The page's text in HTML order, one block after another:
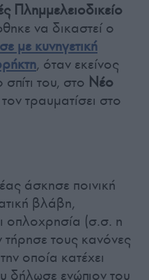
να δικαστεί ο
με κυνηγετική
, όταν εκείνος
του, στο Νέο
τραυματίσει στο
άσκησε ποινική
βλάβη,
οπλοχρησία (σ.σ. η
τήρησε τους κανόνες
οποία κατέχει
ενώπιον του